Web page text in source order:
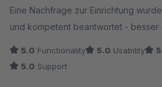
Eine Nachfrage zur Einrichtung
und kompetent beantwortet - besser
5.0 Functionality 5.0 Usability
5.0 Support